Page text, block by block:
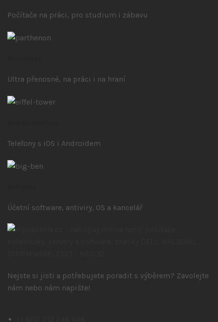
Počítače na práci, pro studium i zábavu
Ultra přenosné, na práci i na hraní
Telefony s iOS i Androidem
Účetní software, antiviry, OS a kancelář
Nejste si jisti a potřebujete poradit s výběrem? Zavolejte
nám nebo nám napište!